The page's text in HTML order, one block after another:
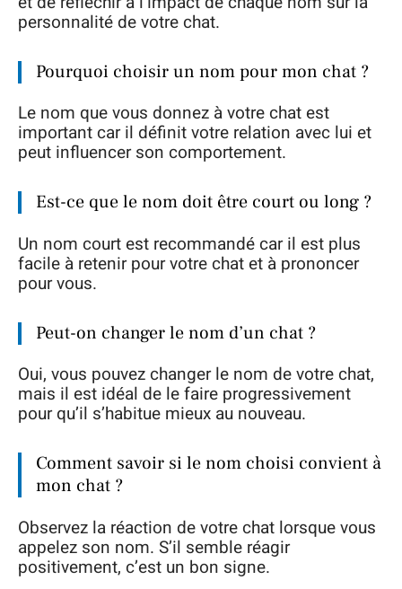
personnalité de votre chat.
Pourquoi choisir un nom pour mon chat ?
Le nom que vous donnez à votre chat est
important car il définit votre relation avec lui et
peut influencer son comportement.
Est-ce que le nom doit être court ou long ?
Un nom court est recommandé car il est plus
facile à retenir pour votre chat et à prononcer
pour vous.
Peut-on changer le nom d’un chat ?
Oui, vous pouvez changer le nom de votre chat,
mais il est idéal de le faire progressivement
pour qu’il s’habitue mieux au nouveau.
Comment savoir si le nom choisi convient à
mon chat ?
Observez la réaction de votre chat lorsque vous
appelez son nom. S’il semble réagir
positivement, c’est un bon signe.